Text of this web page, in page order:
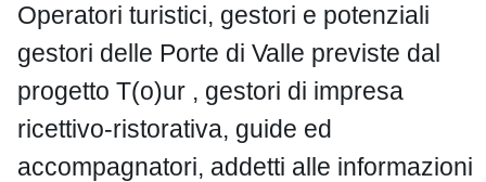
Operatori turistici, gestori e potenziali
gestori delle Porte di Valle previste dal
progetto T(o)ur , gestori di impresa
ricettivo-ristorativa, guide ed
accompagnatori, addetti alle informazioni